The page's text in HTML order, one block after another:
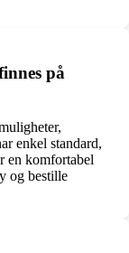
på
enkel standard,
en komfortabel
og bestille